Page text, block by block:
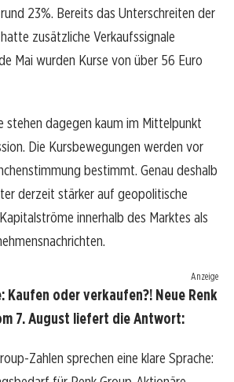
23%. Bereits das Unterschreiten der
zusätzliche Verkaufssignale
Mai wurden Kurse von über 56 Euro
stehen dagegen kaum im Mittelpunkt
Die Kursbewegungen werden vor
bestimmt. Genau deshalb
derzeit stärker auf geopolitische
innerhalb des Marktes als
Anzeige
Kaufen oder verkaufen?! Neue Renk
7. August liefert die Antwort:
Zahlen sprechen eine klare Sprache: